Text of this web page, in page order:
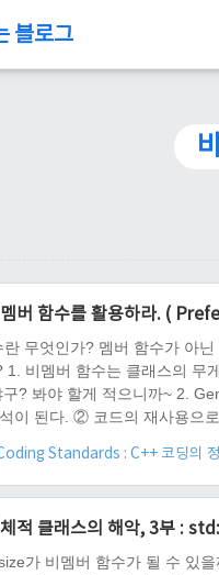
블로그
멤버 함수를 활용하라. (
무엇인가? 멤버 함수가 아
1. 비멤버 함수는 클래스의
구? 봐야 할게 적으니까~ 2.
이 된다. ② 코드의 재사용으
Standards : C++ 코딩의
적 클래스의 해악, 3부 :
가 비멤버 함수가 될 수 있